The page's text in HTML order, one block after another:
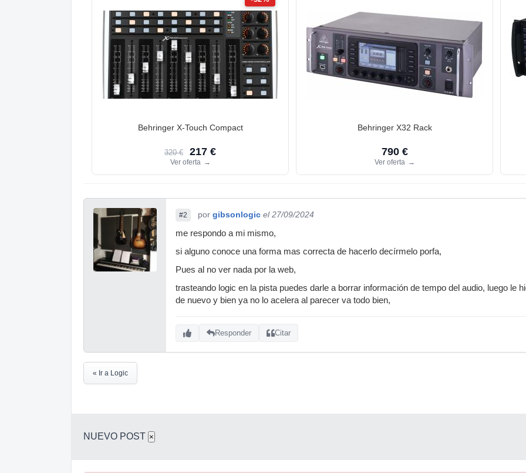
Behringer X-Touch Compact
320 € 217 €
Ver oferta →
Behringer X32 Rack
790 €
Ver oferta →
#2 por gibsonlogic el 27/09/2024
me respondo a mi mismo,
si alguno conoce una forma mas correcta de hacerlo decírmelo porfa,
Pues al no ver nada por la web,
trasteando logic en la pista puedes darle a borrar información de tempo del audio, luego le
de nuevo y bien ya no lo acelera al parecer va todo bien,
Responder Citar
« Ir a Logic
NUEVO POST ×